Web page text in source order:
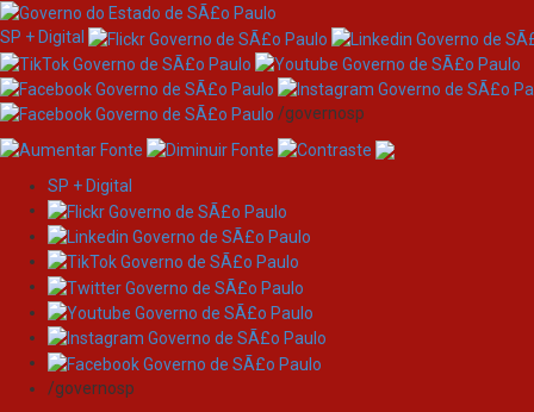
Skip
navigation
SP + Digital
/governosp
SP + Digital
/governosp
Search
Search: